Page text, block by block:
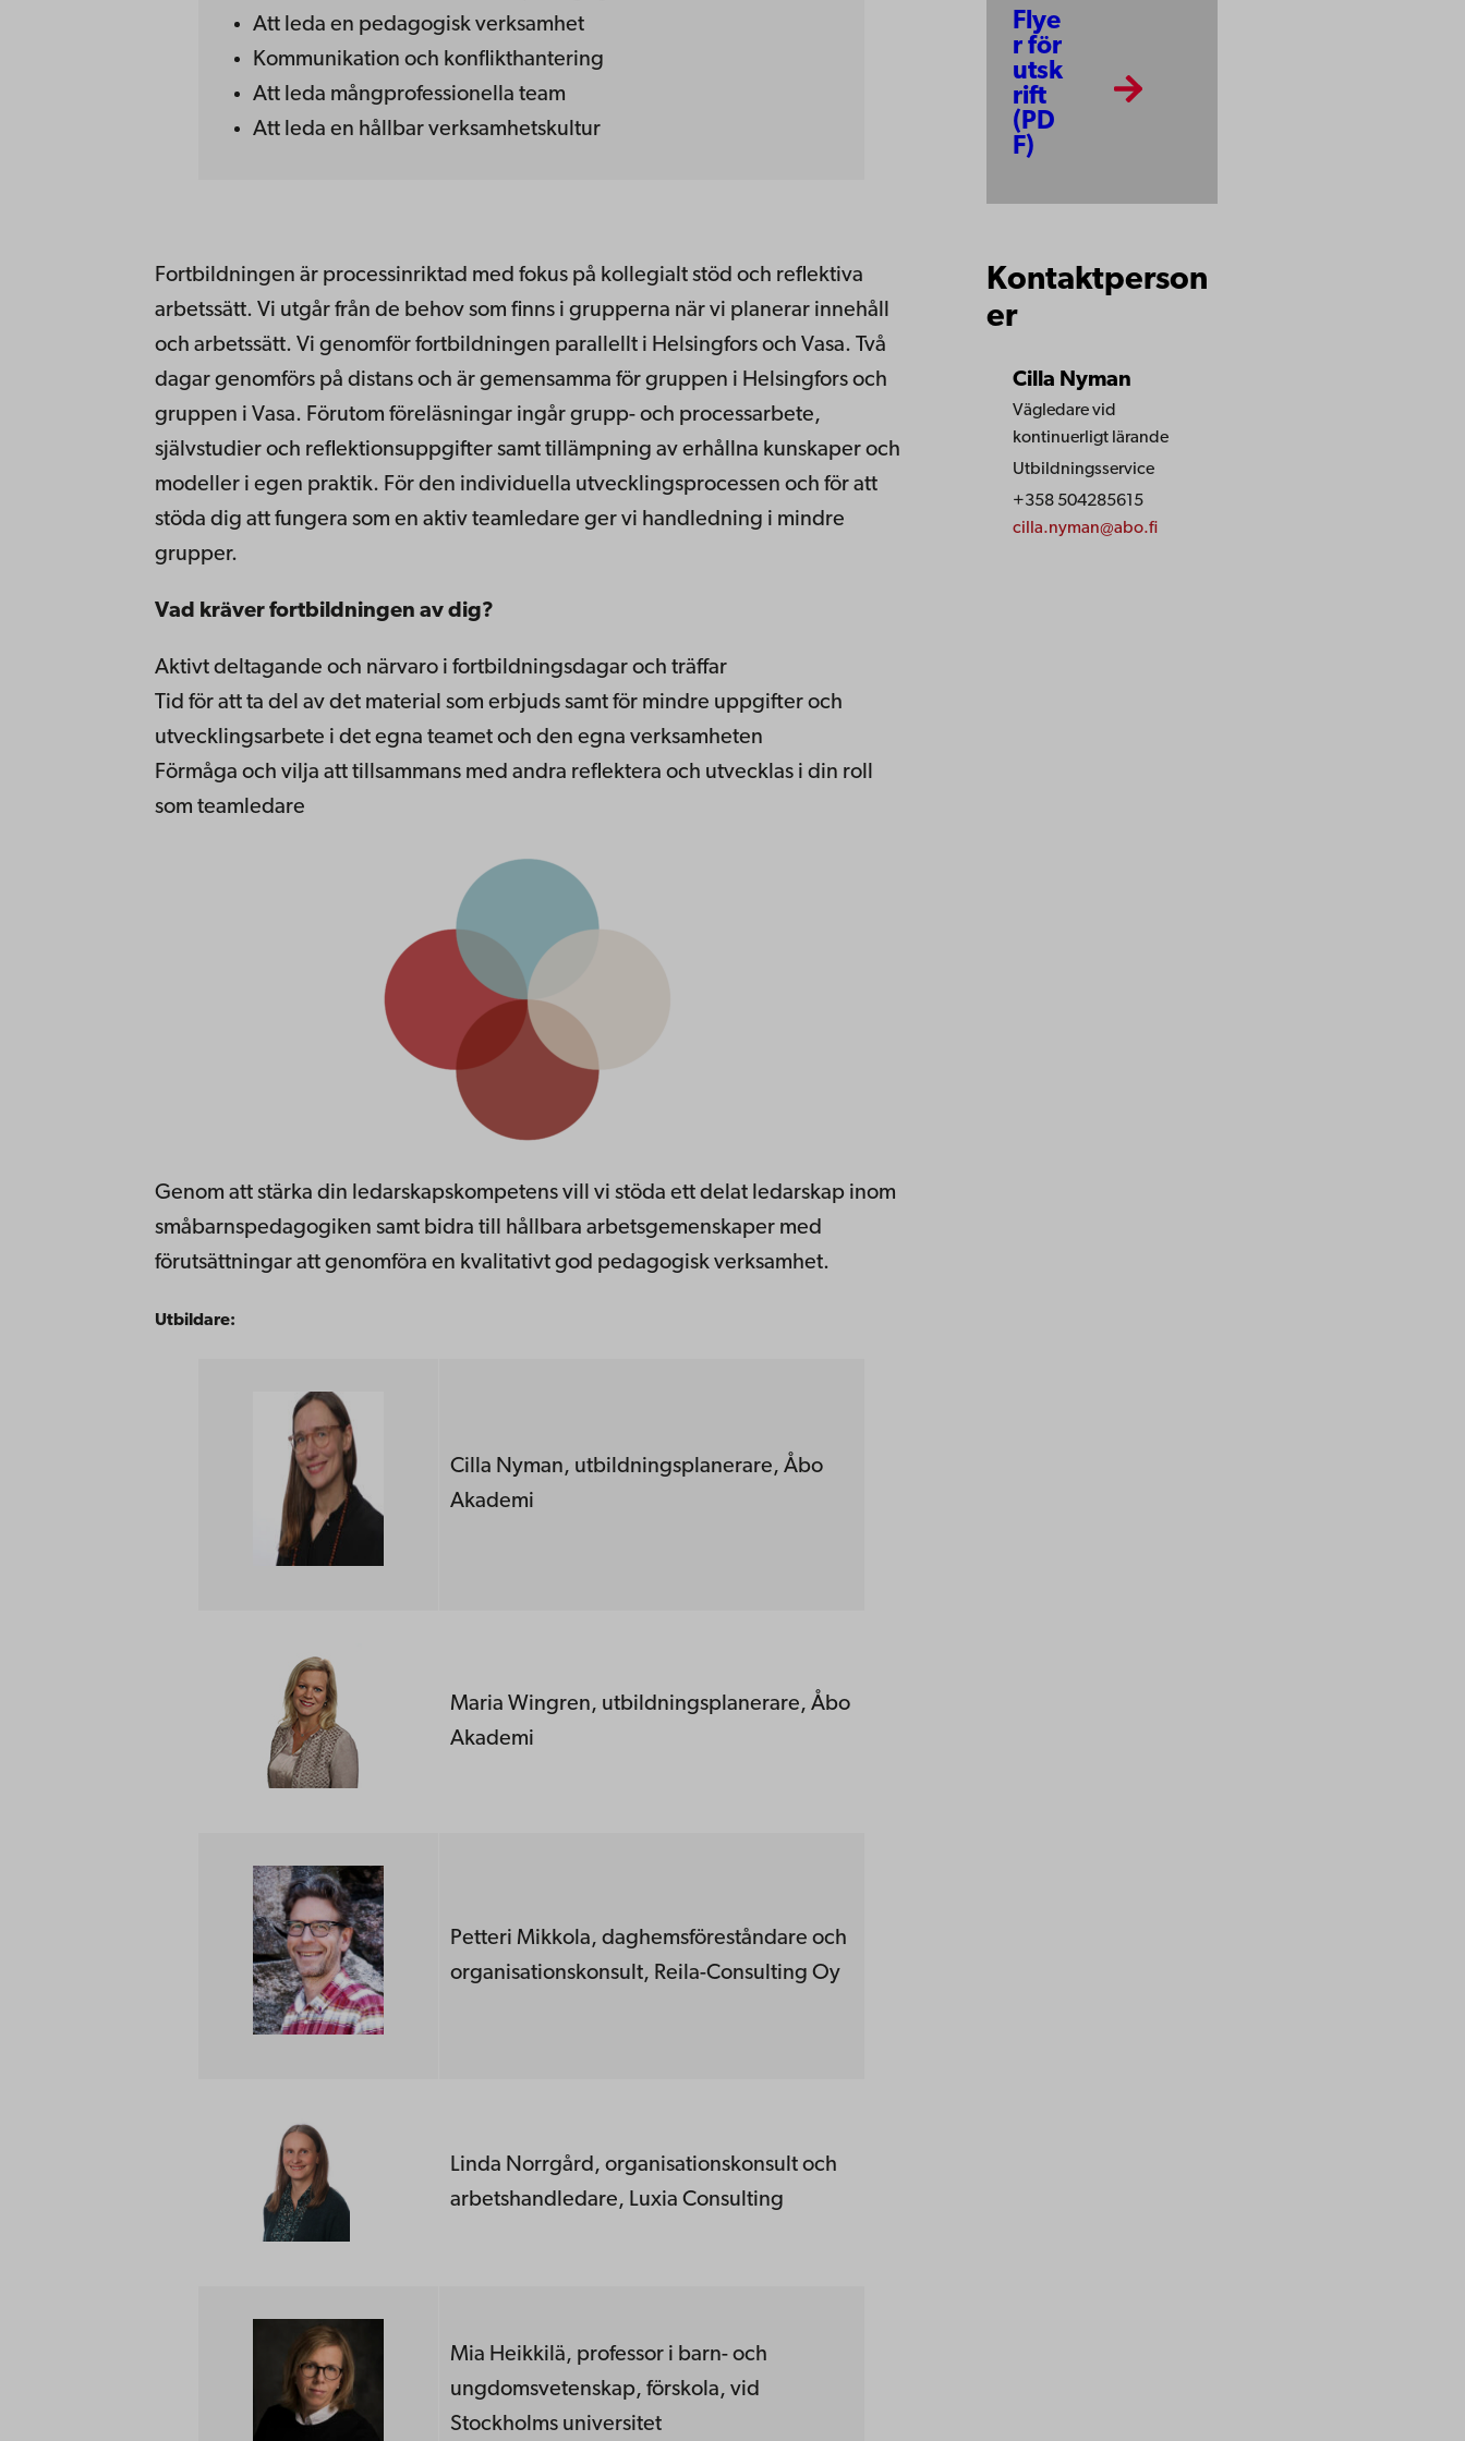
Att leda en pedagogisk verksamhet
Kommunikation och konflikthantering
Att leda mångprofessionella team
Att leda en hållbar verksamhetskultur
Fortbildningen är processinriktad med fokus på kollegialt stöd och reflektiva
arbetssätt. Vi utgår från de behov som finns i grupperna när vi planerar innehåll
och arbetssätt. Vi genomför fortbildningen parallellt i Helsingfors och Vasa. Två
dagar genomförs på distans och är gemensamma för gruppen i Helsingfors och
gruppen i Vasa. Förutom föreläsningar ingår grupp- och processarbete,
självstudier och reflektionsuppgifter samt tillämpning av erhållna kunskaper och
modeller i egen praktik. För den individuella utvecklingsprocessen och för att
stöda dig att fungera som en aktiv teamledare ger vi handledning i mindre
grupper.
Vad kräver fortbildningen av dig?
Aktivt deltagande och närvaro i fortbildningsdagar och träffar
Tid för att ta del av det material som erbjuds samt för mindre uppgifter och
utvecklingsarbete i det egna teamet och den egna verksamheten
Förmåga och vilja att tillsammans med andra reflektera och utvecklas i din roll
som teamledare
Genom att stärka din ledarskapskompetens vill vi stöda ett delat ledarskap inom
småbarnspedagogiken samt bidra till hållbara arbetsgemenskaper med
förutsättningar att genomföra en kvalitativt god pedagogisk verksamhet.
Utbildare:
Cilla Nyman, utbildningsplanerare, Åbo
Akademi
Maria Wingren, utbildningsplanerare, Åbo
Akademi
Petteri Mikkola, daghemsföreståndare och
organisationskonsult, Reila-Consulting Oy
Linda Norrgård, organisationskonsult och
arbetshandledare, Luxia Consulting
Mia Heikkilä, professor i barn- och
ungdomsvetenskap, förskola, vid
Stockholms universitet
Flye
r för
utsk
rift
(PD
F)
Kontaktperson
er
Cilla Nyman
Vägledare vid
kontinuerligt lärande
Utbildningsservice
+358 504285615
cilla.nyman@abo.fi